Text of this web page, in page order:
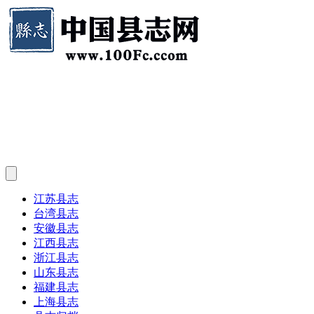
江苏县志
台湾县志
安徽县志
江西县志
浙江县志
山东县志
福建县志
上海县志